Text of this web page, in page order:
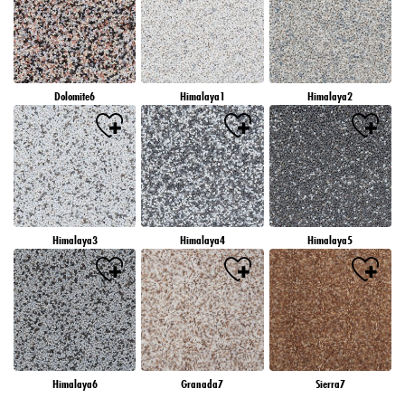
Dolomite6 Himalaya1 Himalaya2
Himalaya3 Himalaya4 Himalaya5
Himalaya6 Granada7 Sierra7